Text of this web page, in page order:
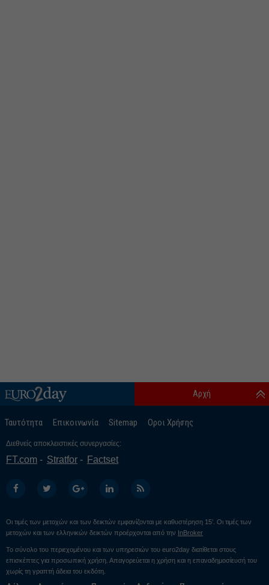
Ταυτότητα Επικοινωνία Sitemap Οροι Χρήσης
Αρχή
Διεθνείς αποκλειστικές συνεργασίες:
FT.com Stratfor Factset
Οι τιμές των μετοχών και των δεικτών εμφανίζονται με καθυστέρηση 15’. Οι τιμές των
μετοχών και των ελληνικών δεικτών προέρχονται από την InBroker
Το σύνολο του περιεχομένου και των υπηρεσιών του euro2day διατίθεται στους
επισκέπτες για προσωπική χρήση. Απαγορεύεται η χρήση και η επαναδημοσίευσή του
χωρίς τη γραπτή άδεια του εκδότη.